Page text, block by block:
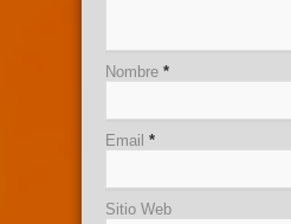
Nombre *
Email *
Sitio Web